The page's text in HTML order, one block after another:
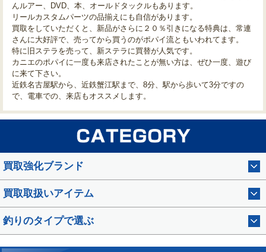
んルアー、DVD、本、オールドタックルもあります。
リールカスタムパーツの品揃えにも自信があります。
買取をしていただくと、新品がさらに２０％引きになる特典は、常連
さんに大好評で、売ってから買うのがポパイ流ともいわれてます。
特に旧ステラを売って、新ステラに買替が人気です。
カニエのポパイに一度も来店されたことが無い方は、ぜひ一度、遊び
に来て下さい。
近鉄名古屋駅から、近鉄蟹江駅まで、8分、駅から歩いて3分ですの
で、電車での、来店もオススメします。
買取強化ブランド
買取取扱いアイテム
釣りのタイプで選ぶ